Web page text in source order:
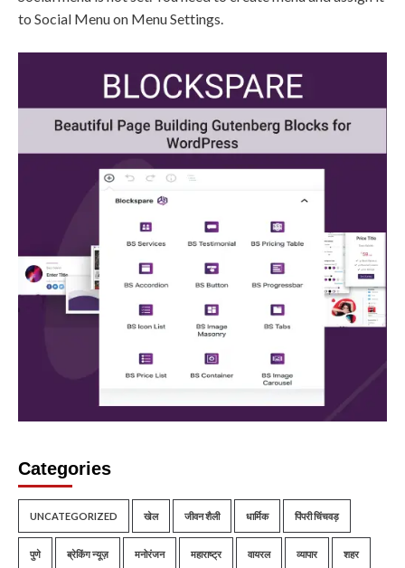
to Social Menu on Menu Settings.
Categories
UNCATEGORIZED खेल जीवन शैली धार्मिक पिंपरी चिंचवड़
पुणे ब्रेकिंग न्यूज़ मनोरंजन महाराष्ट्र वायरल व्यापार शहर